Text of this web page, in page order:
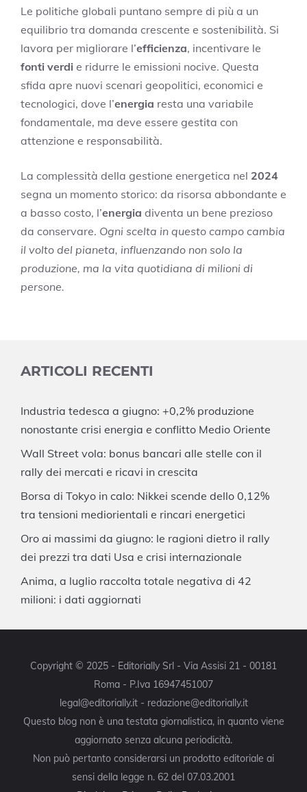
Le politiche globali puntano sempre di più a un
equilibrio tra domanda crescente e sostenibilità. Si
lavora per migliorare l’efficienza, incentivare le
fonti verdi e ridurre le emissioni nocive. Questa
sfida apre nuovi scenari geopolitici, economici e
tecnologici, dove l’energia resta una variabile
fondamentale, ma deve essere gestita con
attenzione e responsabilità.
La complessità della gestione energetica nel 2024
segna un momento storico: da risorsa abbondante e
a basso costo, l’energia diventa un bene prezioso
da conservare. Ogni scelta in questo campo cambia
il volto del pianeta, influenzando non solo la
produzione, ma la vita quotidiana di milioni di
persone.
ARTICOLI RECENTI
Industria tedesca a giugno: +0,2% produzione
nonostante crisi energia e conflitto Medio Oriente
Wall Street vola: bonus bancari alle stelle con il
rally dei mercati e ricavi in crescita
Borsa di Tokyo in calo: Nikkei scende dello 0,12%
tra tensioni mediorientali e rincari energetici
Oro ai massimi da giugno: le ragioni dietro il rally
dei prezzi tra dati Usa e crisi internazionale
Anima, a luglio raccolta totale negativa di 42
milioni: i dati aggiornati
Copyright © 2025 - Editorially Srl - Via Assisi 21 - 00181
Roma - P.Iva 16947451007
legal@editorially.it - redazione@editorially.it
Questo blog non è una testata giornalistica, in quanto viene
aggiornato senza alcuna periodicità.
Non può pertanto considerarsi un prodotto editoriale ai
sensi della legge n. 62 del 07.03.2001